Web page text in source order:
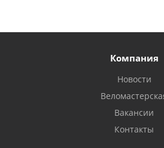
Компания
Новости
Вакансии
Контакты